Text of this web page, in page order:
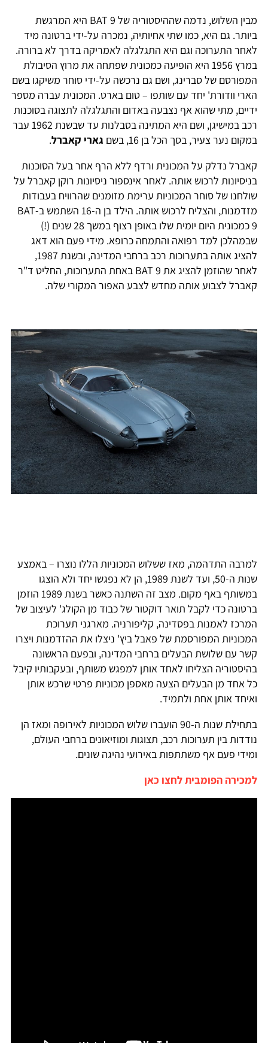
מבין השלוש, נדמה שההיסטוריה של BAT 9 היא המרגשת
ביותר. גם היא, כמו שתי אחיותיה, נמכרה על-ידי ברטונה מיד
לאחר התערוכה וגם היא התגלגלה לאמריקה בדרך לא ברורה.
במרץ 1956 היא הופיעה כמכונית שפתחה את מרוץ הסיבולת
המפורסם של סברינג, ושם גם נרכשה על-ידי סוחר משיקגו בשם
הארי וודורת' יחד עם שותפו – טום בארט. המכונית עברה מספר
ידיים, מתי שהוא אף נצבעה באדום והתגלגלה לתצוגה בסוכנות
רכב במישיגן, ושם היא המתינה בסבלנות עד שבשנת 1962 עבר
במקום נער צעיר, בסך הכל בן 16, בשם
גארי קאברל.
קאברל נדלק על המכונית ורדף ללא הרף אחר בעל הסוכנות
בניסיונות לרכוש אותה. לאחר אינספור ניסיונות רוקן קאברל על
שולחנו של סוחר המכוניות ערימת מזומנים שהרוויח בעבודות
מזדמנות, והצליח לרכוש אותה. הילד בן ה-16 השתמש ב-BAT
9 כמכונית היום יומית שלו באופן רצוף במשך 28 שנים (!)
שבמהלכן למד רפואה והתמחה כרופא. מידי פעם הוא דאג
להציג אותה בתערוכות רכב ברחבי המדינה, ובשנת 1987,
לאחר שהוזמן להציג את BAT 9 באחת התערוכות, החליט ד"ר
קאברל לצבוע אותה מחדש לצבע האפור המקורי שלה.
למרבה התדהמה, מאז ששלוש המכוניות הללו נוצרו – באמצע
שנות ה-50, ועד לשנת 1989, הן לא נפגשו יחד ולא הוצגו
במשותף באף מקום. מצב זה השתנה כאשר בשנת 1989 הוזמן
ברטונה כדי לקבל תואר דוקטור של כבוד מן הקולג' לעיצוב של
המרכז לאמנות בפסדינה, קליפורניה. מארגני תערוכת
המכוניות המפורסמת של פאבל ביץ' ניצלו את ההזדמנות ויצרו
קשר עם שלושת הבעלים ברחבי המדינה, ובפעם הראשונה
בהיסטוריה הצליחו לאחד אותן למפגש משותף, ובעקבותיו קיבל
כל אחד מן הבעלים הצעה מאספן מכוניות פרטי שרכש אותן
ואיחד אותן אחת ולתמיד.
בתחילת שנות ה-90 הועברו שלוש המכוניות לאירופה ומאז הן
נודדות בין תערוכות רכב, תצוגות ומוזיאונים ברחבי העולם,
ומידי פעם אף משתתפות באירועי נהיגה שונים.
למכירה הפומבית לחצו כאן